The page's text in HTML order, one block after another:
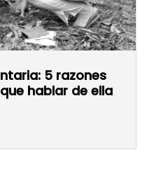
5 razones
hablar de ella